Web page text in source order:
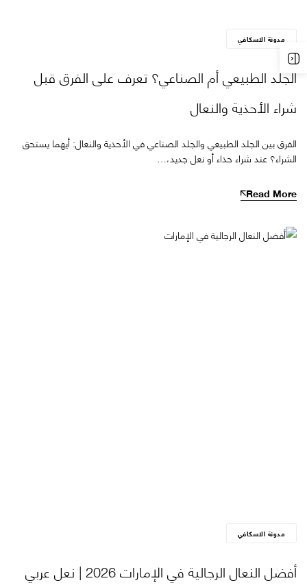
مدونة الاسكافي
الجلد الطبيعي أم الصناعي؟ تعرف على الفرق قبل
شراء الأحذية والنعال
الفرق بين الجلد الطبيعي والجلد الصناعي في الأحذية والنعال: أيهما يستحق
الشراء؟ عند شراء حذاء أو نعل جديد،…
Read More
مدونة الاسكافي
أفضل النعال الرجالية في الإمارات 2026 | نعل عربي